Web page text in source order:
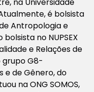
é bolsista
Antropologia e
no NUPSEX
e Relações de
grupo G8-
e de Gênero, do
na ONG SOMOS,